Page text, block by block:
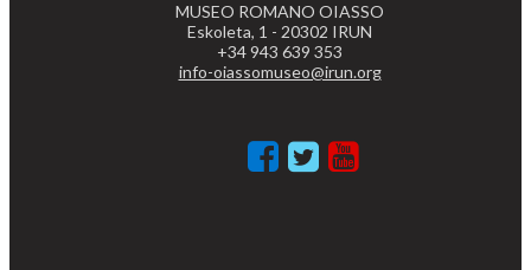
MUSEO ROMANO OIASSO
Eskoleta, 1 - 20302 IRUN
+34 943 639 353
info-oiassomuseo@irun.org